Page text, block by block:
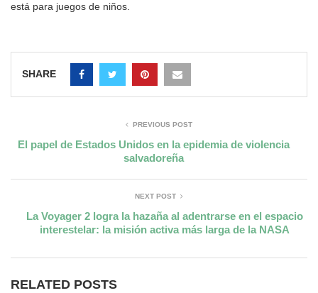
está para juegos de niños.
SHARE
PREVIOUS POST
El papel de Estados Unidos en la epidemia de violencia
salvadoreña
NEXT POST
La Voyager 2 logra la hazaña al adentrarse en el espacio
interestelar: la misión activa más larga de la NASA
RELATED POSTS